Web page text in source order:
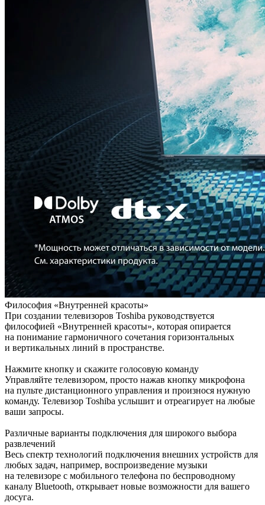
Философия «Внутренней красоты»
При создании телевизоров Toshiba руководствуется
философией «Внутренней красоты», которая опирается
на понимание гармоничного сочетания горизонтальных
и вертикальных линий в пространстве.
Нажмите кнопку и скажите голосовую команду
Управляйте телевизором, просто нажав кнопку микрофона
на пульте дистанционного управления и произнося нужную
команду. Телевизор Toshiba услышит и отреагирует на любые
ваши запросы.
Различные варианты подключения для широкого выбора
развлечений
Весь спектр технологий подключения внешних устройств для
любых задач, например, воспроизведение музыки
на телевизоре с мобильного телефона по беспроводному
каналу Bluetooth, открывает новые возможности для вашего
досуга.